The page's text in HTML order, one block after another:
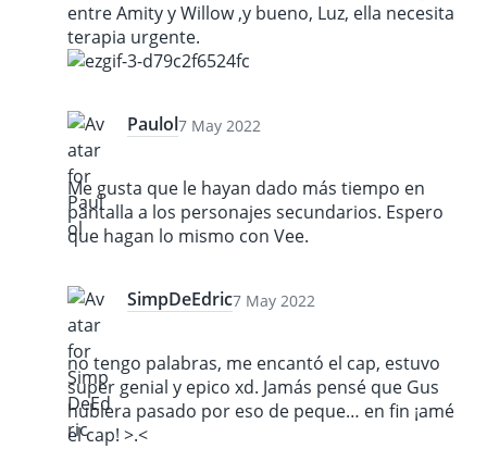
entre Amity y Willow ,y bueno, Luz, ella necesita
terapia urgente.
Paulol7 May 2022
Me gusta que le hayan dado más tiempo en
pantalla a los personajes secundarios. Espero
que hagan lo mismo con Vee.
SimpDeEdric7 May 2022
no tengo palabras, me encantó el cap, estuvo
super genial y epico xd. Jamás pensé que Gus
hubiera pasado por eso de peque… en fin ¡amé
el cap! >.<